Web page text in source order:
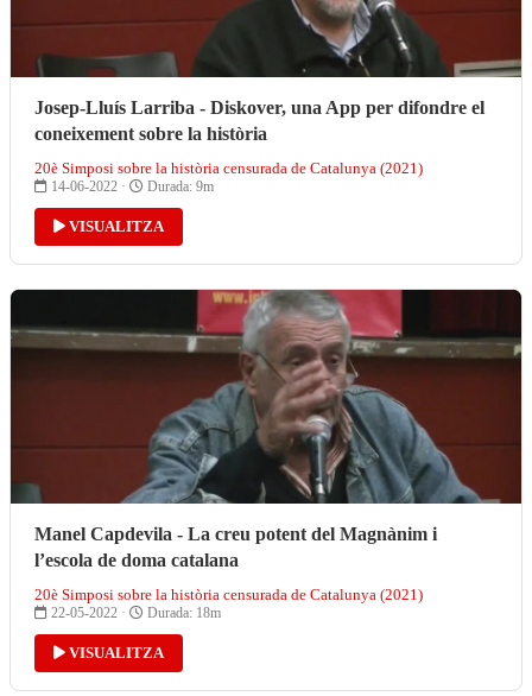
Josep-Lluís Larriba - Diskover, una App per difondre el
coneixement sobre la història
20è Simposi sobre la història censurada de Catalunya (2021)
14-06-2022 · Durada: 9m
VISUALITZA
Manel Capdevila - La creu potent del Magnànim i
l’escola de doma catalana
20è Simposi sobre la història censurada de Catalunya (2021)
22-05-2022 · Durada: 18m
VISUALITZA